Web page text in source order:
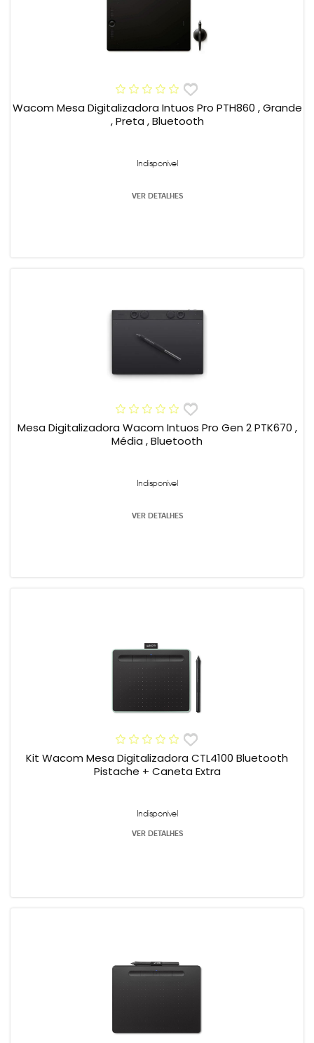
Wacom Mesa Digitalizadora Intuos Pro PTH860 , Grande
, Preta , Bluetooth
Indisponível
VER DETALHES
Mesa Digitalizadora Wacom Intuos Pro Gen 2 PTK670 ,
Média , Bluetooth
Indisponível
VER DETALHES
Kit Wacom Mesa Digitalizadora CTL4100 Bluetooth
Pistache + Caneta Extra
Indisponível
VER DETALHES